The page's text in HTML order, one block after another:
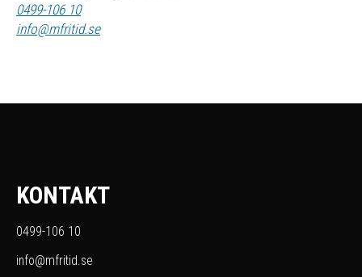
0499-106 10
info@mfritid.se
KONTAKT
0499-106 10
info@mfritid.se